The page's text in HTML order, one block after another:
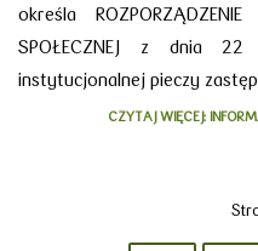
określa
SPOŁECZNEJ z dnia
instytucjonalnej pieczy
CZYTAJ WIĘCEJ: